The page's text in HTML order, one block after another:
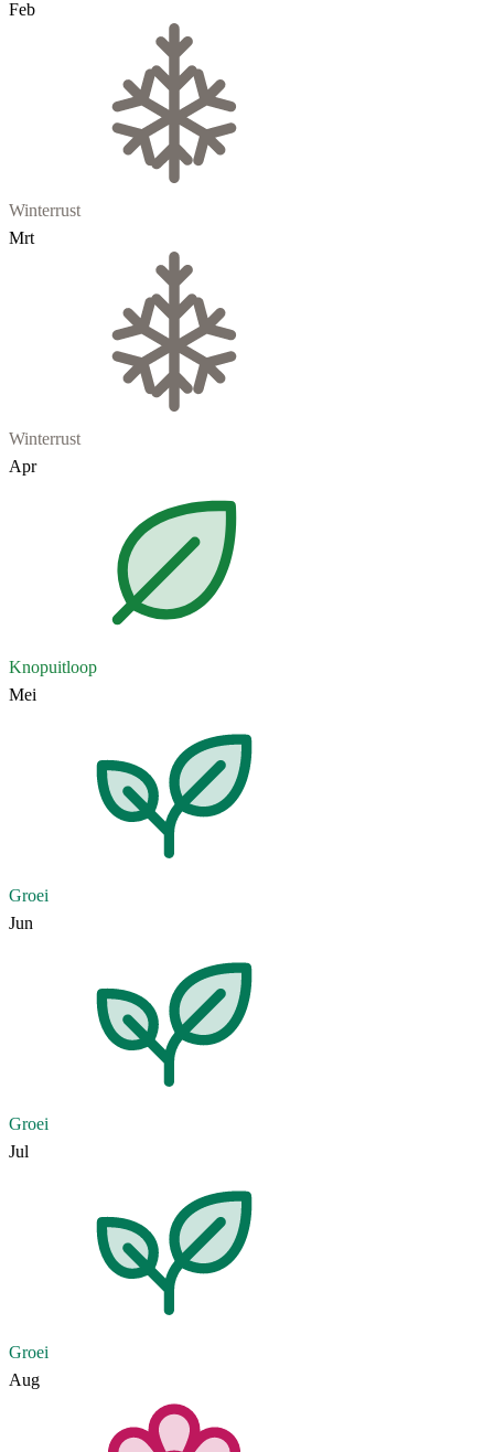
Feb
Winterrust
Mrt
Winterrust
Apr
Knopuitloop
Mei
Groei
Jun
Groei
Jul
Groei
Aug